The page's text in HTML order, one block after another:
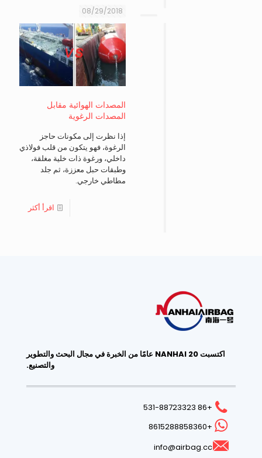
08/29/2018
المصدات الهوائية مقابل
المصدات الرغوية
إذا نظرت إلى مكونات حاجز
الرغوة، فهو يتكون من قلب فولاذي
داخلي، ورغوة ذات خلية مغلقة،
وطبقات حبل معززة، ثم جلد
مطاطي خارجي.
اقرأ أكثر
اكتسبت NANHAI 20 عامًا من الخبرة في مجال البحث والتطوير
والتصنيع.
+86 531-88723323
+8615288858360
info@airbag.cc